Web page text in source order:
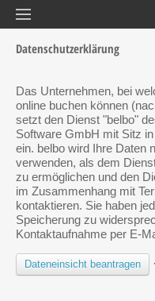
Datenschutzerklärung
Das Unternehmen, bei
online buchen können
setzt den Dienst "belbo"
Software GmbH mit Sitz
ein. belbo wird Ihre Daten
verwenden, als dem
zu ermöglichen und den
im Zusammenhang mit
kontaktieren. Sie haben
Speicherung zu
Kontaktaufnahme per E-
Dateneinsicht beantragen ·